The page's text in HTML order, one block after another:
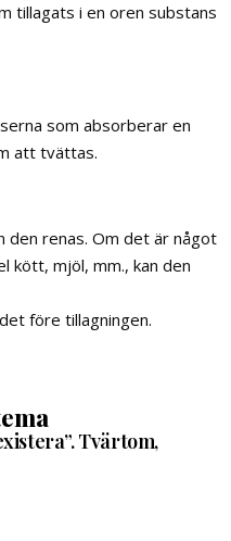
tillagats i en oren substans
som absorberar en
att tvättas.
den renas. Om det är något
kött, mjöl, mm., kan den
före tillagningen.
Tvärtom,